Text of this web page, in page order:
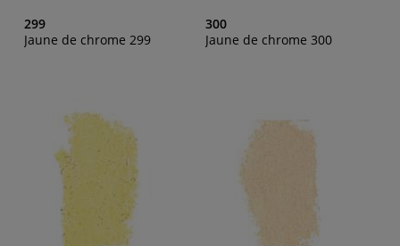
299
Jaune de chrome 299
300
Jaune de chrome 300